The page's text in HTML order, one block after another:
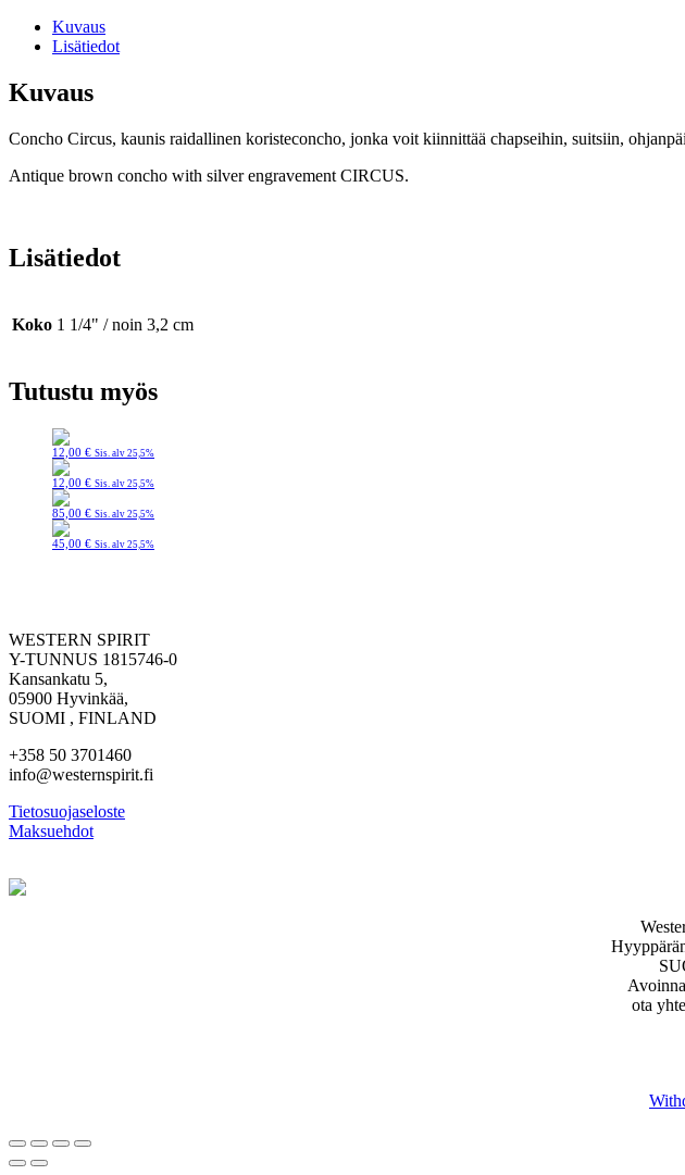
Kuvaus
Lisätiedot
Kuvaus
Concho Circus, kaunis raidallinen koristeconcho, jonka voit kiinnittää chapseihin, suitsiin,
Antique brown concho with silver engravement CIRCUS.
Lisätiedot
Koko 1 1/4" / noin 3,2 cm
Tutustu myös
12,00 € Sis. alv 25,5%
12,00 € Sis. alv 25,5%
85,00 € Sis. alv 25,5%
45,00 € Sis. alv 25,5%
WESTERN SPIRIT
Y-TUNNUS 1815746-0
Kansankatu 5,
05900 Hyvinkää,
SUOMI , FINLAND
+358 50 3701460
info@westernspirit.fi
Tietosuojaseloste
Maksuehdot
ota